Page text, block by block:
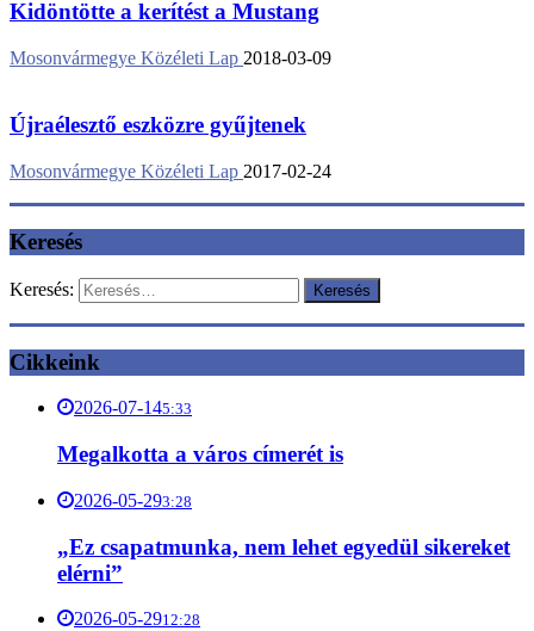
Kidöntötte a kerítést a Mustang
Mosonvármegye Közéleti Lap 2018-03-09
Újraélesztő eszközre gyűjtenek
Mosonvármegye Közéleti Lap 2017-02-24
Keresés
Keresés:
Cikkeink
2026-07-145:33
Megalkotta a város címerét is
2026-05-293:28
„Ez csapatmunka, nem lehet egyedül sikereket
elérni”
2026-05-2912:28